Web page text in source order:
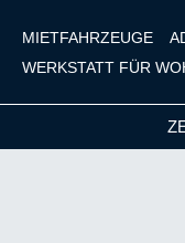
MIETFAHRZEUGE
WERKSTATT FÜR